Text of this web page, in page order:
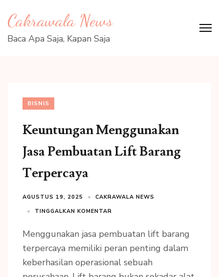
ke
konten
Cakrawala News
Baca Apa Saja, Kapan Saja
BISNIS
Keuntungan Menggunakan
Jasa Pembuatan Lift Barang
Terpercaya
AGUSTUS 19, 2025
CAKRAWALA NEWS
TINGGALKAN KOMENTAR
Menggunakan jasa pembuatan lift barang
terpercaya memiliki peran penting dalam
keberhasilan operasional sebuah